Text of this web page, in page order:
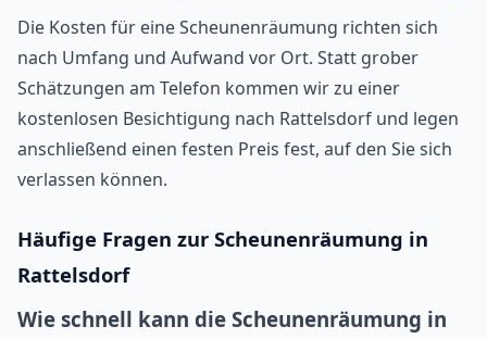
Die Kosten für eine Scheunenräumung richten sich
nach Umfang und Aufwand vor Ort. Statt grober
Schätzungen am Telefon kommen wir zu einer
kostenlosen Besichtigung nach Rattelsdorf und legen
anschließend einen festen Preis fest, auf den Sie sich
verlassen können.
Häufige Fragen zur Scheunenräumung in
Rattelsdorf
Wie schnell kann die Scheunenräumung in